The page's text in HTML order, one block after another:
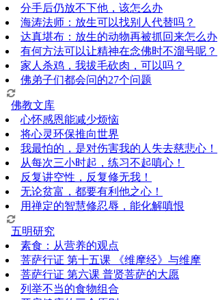
分手后仍放不下他，该怎么办
海涛法师：放生可以找别人代替吗？
达真堪布：放生的动物再被抓回来怎么办
有何方法可以让精神在念佛时不溜号呢？
家人杀鸡，我拔毛砍肉，可以吗？
佛弟子们都会问的27个问题
佛教文库
心怀感恩能减少烦恼
将心灵环保推向世界
我最怕的，是对伤害我的人失去慈悲心！
从每次三小时起，练习不起嗔心！
反复讲空性，反复修无我！
无论贫富，都要有利他之心！
用禅定的智慧修忍辱，能化解嗔恨
五明研究
素食：从营养的观点
菩萨行证 第十五课 《维摩经》与维摩
菩萨行证 第六课 普贤菩萨的大愿
列举不当的食物组合